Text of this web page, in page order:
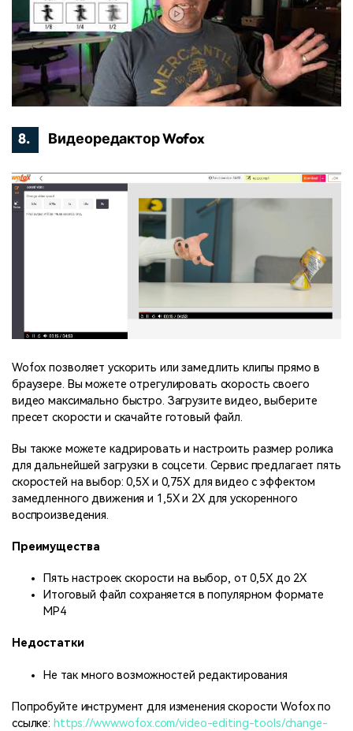
8. Видеоредактор Wofox
Wofox позволяет ускорить или замедлить клипы прямо в
браузере. Вы можете отрегулировать скорость своего
видео максимально быстро. Загрузите видео, выберите
пресет скорости и скачайте готовый файл.
Вы также можете кадрировать и настроить размер ролика
для дальнейшей загрузки в соцсети. Сервис предлагает пять
скоростей на выбор: 0,5X и 0,75X для видео с эффектом
замедленного движения и 1,5X и 2X для ускоренного
воспроизведения.
Преимущества
Пять настроек скорости на выбор, от 0,5X до 2X
Итоговый файл сохраняется в популярном формате
MP4
Недостатки
Не так много возможностей редактирования
Попробуйте инструмент для изменения скорости Wofox по
ссылке: https://www.wofox.com/video-editing-tools/change-